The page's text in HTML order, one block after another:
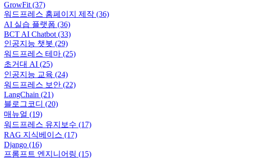
GrowFit(37)
워드프레스 홈페이지 제작 (36)
AI 실습 플랫폼 (36)
BCT AI Chatbot(33)
인공지능 챗봇 (29)
워드프레스 테마 (25)
초거대 AI (25)
인공지능 교육 (24)
워드프레스 보안 (22)
LangChain (21)
블로그코디 (20)
매뉴얼 (19)
워드프레스 유지보수 (17)
RAG 지식베이스 (17)
Django (16)
프롬프트 엔지니어링 (15)